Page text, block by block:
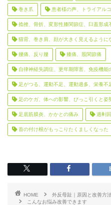
巻き爪 患者様の声、トライアル
捻挫、骨折、変形性膝関節症、臼蓋形成
猫背、巻き肩、顔が大きく見えるように
腰痛、反り腰 膝痛、股関節痛
自律神経失調症、更年期障害、免疫機能
足がつる、運動不足、運動過多、栄養不
足のケガ、体への影響、びっこ引くと姿
足底筋膜炎、かかとの痛み 過剰
首の付け根がもっこりたくましくなった
HOME
外反母趾｜原因と改善方
こんなお悩み改善できます